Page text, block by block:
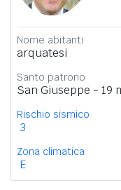
Nome abitanti
arquatesi
Santo patrono
San Giuseppe - 19
Rischio sismico
3
Zona climatica
E